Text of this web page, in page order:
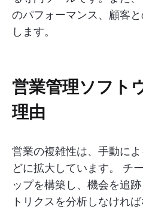
のパフォーマンス、顧客
します。
営業管理ソフト
理由
営業の複雑性は、手動に
どに拡大しています。 チ
ップを構築し、機会を追
トリクスを分析しなけれ